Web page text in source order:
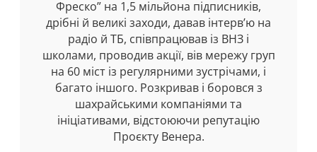
Фреско” на 1,5 мільйона підписників,
дрібні й великі заходи, давав інтерв’ю на
радіо й ТБ, співпрацював із ВНЗ і
школами, проводив акції, вів мережу груп
на 60 міст із регулярними зустрічами, і
багато іншого. Розкривав і боровся з
шахрайськими компаніями та
ініціативами, відстоюючи репутацію
Проєкту Венера.